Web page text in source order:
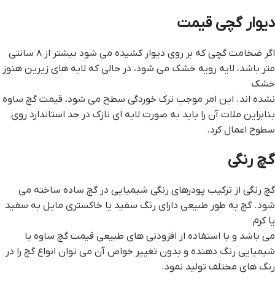
ديوار گچي قيمت
اگر ضخامت گچی که بر روی دیوار کشیده می شود بیشتر از ۸ سانتی
متر باشد، لایه رویه خشک می شود، در حالی که لایه های زیرین هنوز
خشک
نشده اند. این امر موجب ترک خوردگی سطح می شود، قيمت گچ ساوه
بنابراین ملات آن را باید به صورت لایه ای نازک در حد استاندارد روی
سطوح اعمال کرد.
گچ رنگی
گچ رنگی از ترکیب پودرهای رنگی شیمیایی در گچ ساده ساخته می
شود. گچ به طور طبیعی دارای رنگ سفید یا خاکستری مایل به سفید
یا کرم
می باشد و با استفاده از افزودنی های طبیعی قيمت گچ ساوه یا
شیمیایی رنگ دهنده و بدون تغییر خواص آن می توان انواع گچ را در
رنگ های مختلف تولید نمود.